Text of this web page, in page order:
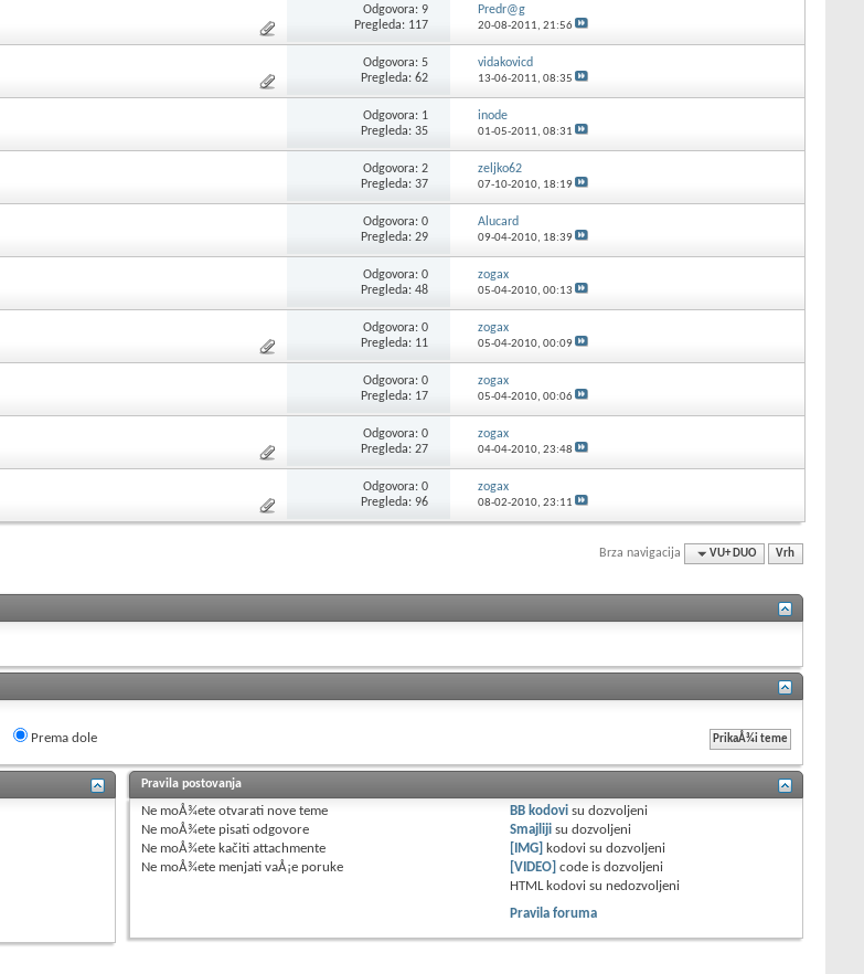
Odgovora: 9
Pregleda: 117
Predr@g
20-08-2011, 21:56
Odgovora: 5
Pregleda: 62
vidakovicd
13-06-2011, 08:35
Odgovora: 1
Pregleda: 35
inode
01-05-2011, 08:31
Odgovora: 2
Pregleda: 37
zeljko62
07-10-2010, 18:19
Odgovora: 0
Pregleda: 29
Alucard
09-04-2010, 18:39
Odgovora: 0
Pregleda: 48
zogax
05-04-2010, 00:13
Odgovora: 0
Pregleda: 11
zogax
05-04-2010, 00:09
Odgovora: 0
Pregleda: 17
zogax
05-04-2010, 00:06
Odgovora: 0
Pregleda: 27
zogax
04-04-2010, 23:48
Odgovora: 0
Pregleda: 96
zogax
08-02-2010, 23:11
Brza navigacija VU+ DUO Vrh
Prema dole
Pravila postovanja
Ne moÅ¾ete otvarati nove teme
Ne moÅ¾ete pisati odgovore
Ne moÅ¾ete kačiti attachmente
Ne moÅ¾ete menjati vaÅ¡e poruke
BB kodovi sudozvoljeni
Smajliji sudozvoljeni
[IMG] kodovi sudozvoljeni
[VIDEO] code isdozvoljeni
HTML kodovi su nedozvoljeni
Pravila foruma